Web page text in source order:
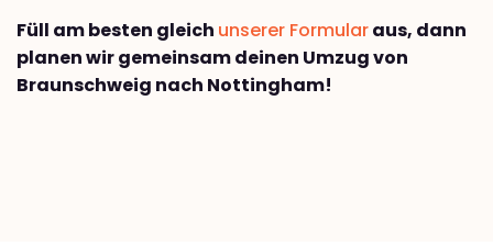
Füll am besten gleich unserer Formularaus, dann
planen wir gemeinsam deinen Umzug von
Braunschweig nach Nottingham!